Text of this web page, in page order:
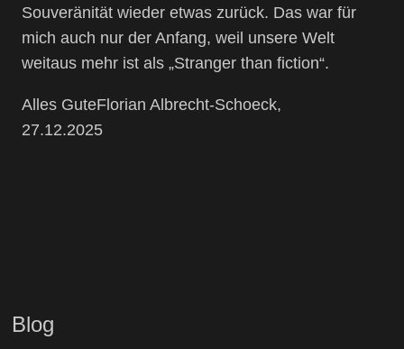
Souveränität wieder etwas zurück. Das war für
mich auch nur der Anfang, weil unsere Welt
weitaus mehr ist als „Stranger than fiction“.
Alles GuteFlorian Albrecht-Schoeck,
27.12.2025
Blog